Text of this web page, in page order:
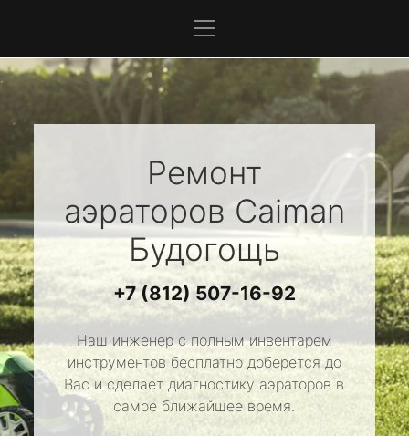
Ремонт
аэраторов Caiman
Будогощь
+7 (812) 507-16-92
Наш инженер с полным инвентарем
инструментов бесплатно доберется до
Вас и сделает диагностику аэраторов в
самое ближайшее время.